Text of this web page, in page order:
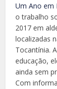
Um Ano em
o trabalho
2017 em
localizadas
Tocantínia.
educação,
ainda sem
Com